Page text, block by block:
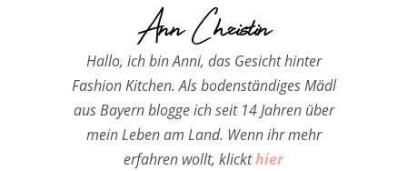
Ann Christin
Hallo, ich bin Anni, das Gesicht hinter
Fashion Kitchen. Als bodenständiges Mädl
aus Bayern blogge ich seit 14 Jahren über
mein Leben am Land. Wenn ihr mehr
erfahren wollt, klickthier